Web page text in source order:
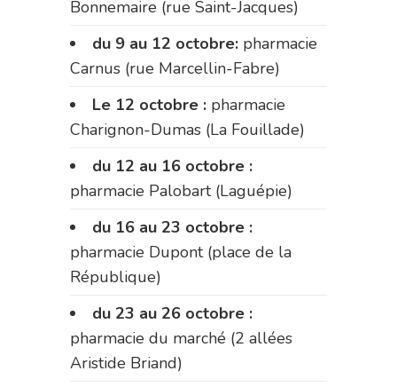
Bonnemaire (rue Saint-Jacques)
du 9 au 12 octobre: pharmacie
Carnus (rue Marcellin-Fabre)
Le 12 octobre : pharmacie
Charignon-Dumas (La Fouillade)
du 12 au 16 octobre :
pharmacie Palobart (Laguépie)
du 16 au 23 octobre :
pharmacie Dupont (place de la
République)
du 23 au 26 octobre :
pharmacie du marché (2 allées
Aristide Briand)